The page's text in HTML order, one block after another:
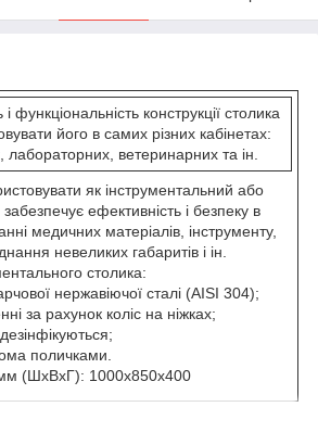
функціональність конструкції столика
його в самих різних кабінетах:
лабораторних, ветеринарних та ін.
як інструментальний або
ефективність і безпеку в
медичних матеріалів, інструменту,
невеликих габаритів і ін.
столика:
нержавіючої сталі (AISI 304);
за рахунок коліс на ніжках;
поличками.
мм (ШхВхГ): 1000х850х400